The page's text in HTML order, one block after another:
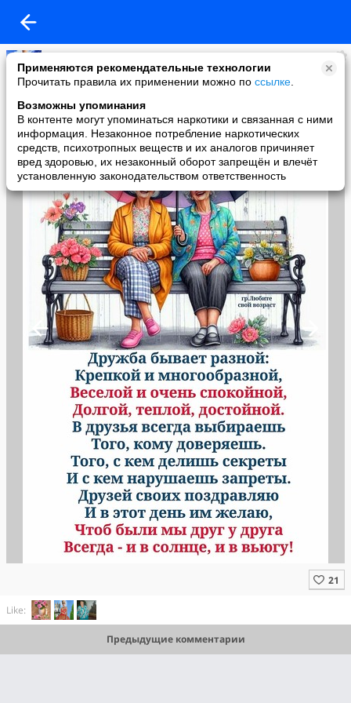
Применяются рекомендательные технологии
Прочитать правила их применении можно по ссылке
Возможны упоминания
В контенте могут упоминаться наркотики и связанная с ними
информация. Незаконное потребление наркотических
средств, психотропных веществ и их аналогов причиняет
вред здоровью, их незаконный оборот запрещён и влечёт
установленную законодательством ответственность
Копилочка: все самое интересное,полезное, красивое!!!
added a photo
09 Jun в 15:00
Like:
Предыдущие комментарии